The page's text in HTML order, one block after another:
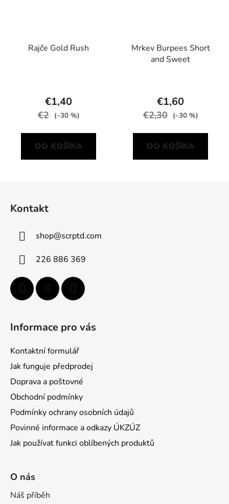
Rajče Gold Rush
€1,40
€2 (–30 %)
DO KOŠÍKA
Mrkev Burpees Short
and Sweet
€1,60
€2,30 (–30 %)
DO KOŠÍKA
Kontakt
shop@scrptd.com
226 886 369
Informace pro vás
Kontaktní formulář
Jak funguje předprodej
Doprava a poštovné
Obchodní podmínky
Podmínky ochrany osobních údajů
Povinné informace a odkazy ÚKZÚZ
Jak používat funkci oblíbených produktů
O nás
Náš příběh